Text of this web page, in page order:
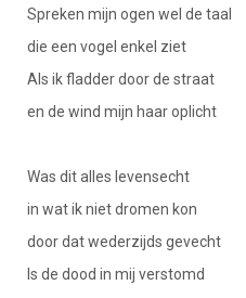
Spreken mijn ogen wel de taal
die een vogel enkel ziet
Als ik fladder door de straat
en de wind mijn haar oplicht
Was dit alles levensecht
in wat ik niet dromen kon
door dat wederzijds gevecht
Is de dood in mij verstomd